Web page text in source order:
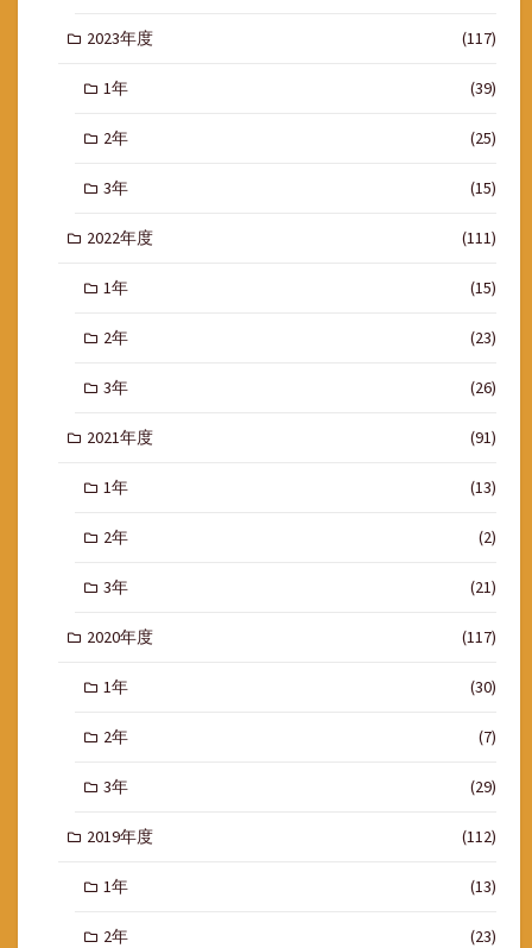
2023年度 (117)
1年 (39)
2年 (25)
3年 (15)
2022年度 (111)
1年 (15)
2年 (23)
3年 (26)
2021年度 (91)
1年 (13)
2年 (2)
3年 (21)
2020年度 (117)
1年 (30)
2年 (7)
3年 (29)
2019年度 (112)
1年 (13)
2年 (23)